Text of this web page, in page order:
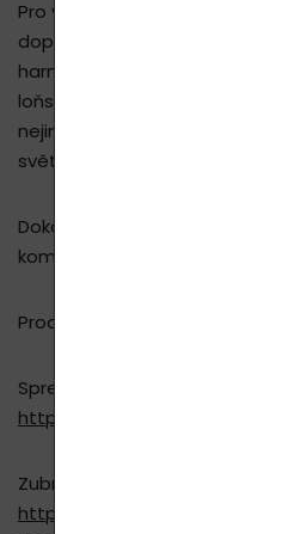
Pro vaši každodenní rutinu
doporučujeme náš produkt
harmonizaci Vaší ústní dutiny.
loňském roce dostal do finále v
nejinovativnějšího produktu
světě na Global Beauty and
Dokonalé péče dosáhnete
kombinaci se zubní pastou
Produkty k zakoupení zde:
Sprej Lavyl 32:
https://
Zubní pasta Lavyl 32 Toothmilk:
https://